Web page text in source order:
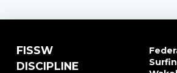
FISSW
DISCIPLINE